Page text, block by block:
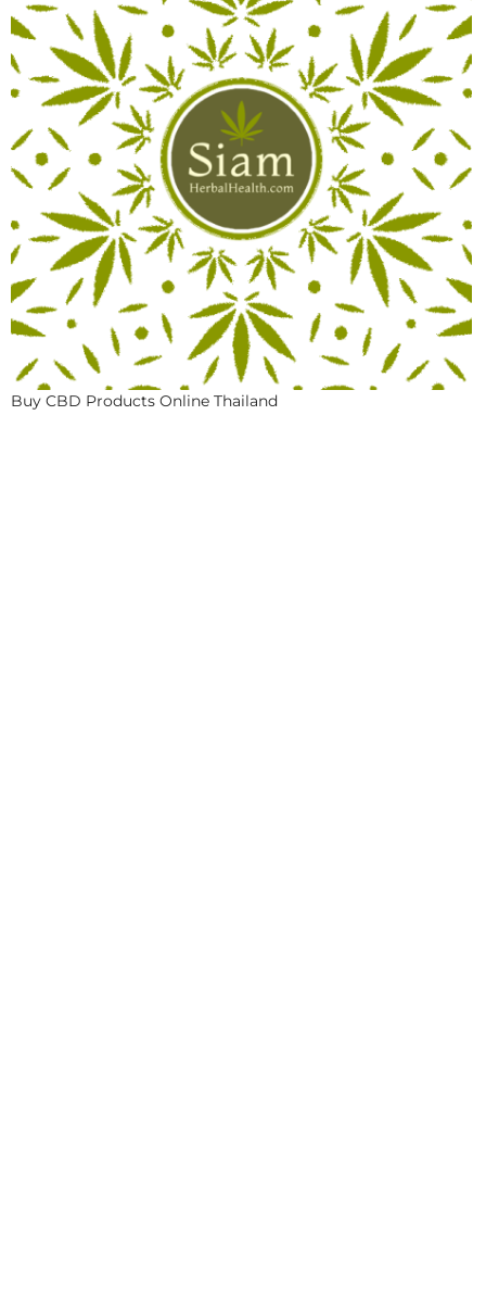
Buy CBD Products Online Thailand